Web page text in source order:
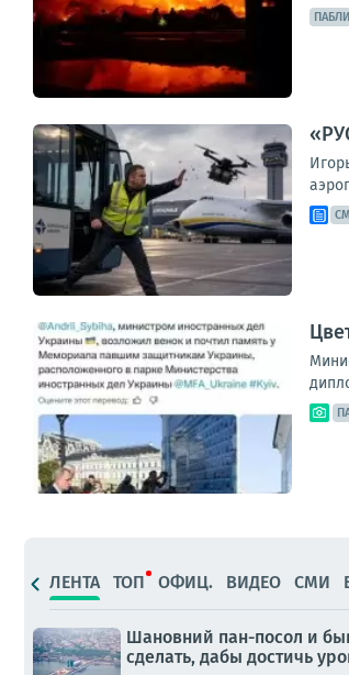
ЛЕНТА ТОП ОФИЦ. ВИДЕО СМИ
Шановний пан-посол и
сделать, дабы достичь